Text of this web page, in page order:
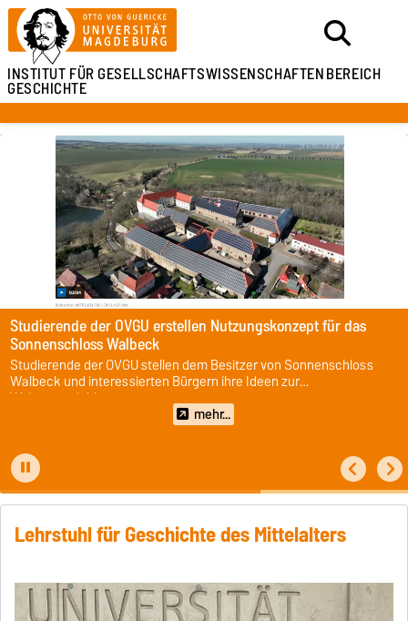
INSTITUT FÜRGESELLSCHAFTSWISSENSCHAFTENBEREICH
GESCHICHTE
Studierende der OVGU erstellen Nutzungskonzept für das
Sonnenschloss Walbeck
Studierende der OVGU stellen dem Besitzer von Sonnenschloss
Walbeck und interessierten Bürgern ihre Ideen zur
Weiterentwicklung vor.
mehr...
Lehrstuhl für Geschichte des Mittelalters